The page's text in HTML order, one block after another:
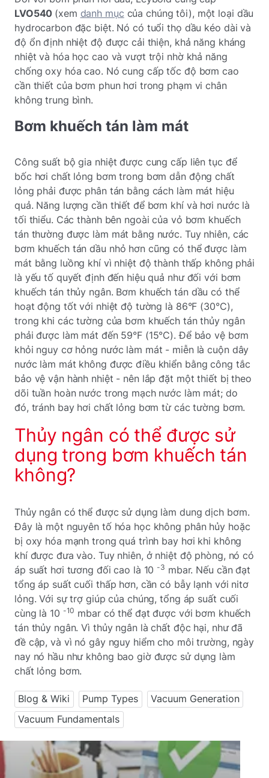
LVO540 (xem danh mục của chúng tôi), một loại dầu
hydrocarbon đặc biệt. Nó có tuổi thọ dầu kéo dài và
độ ổn định nhiệt độ được cải thiện, khả năng kháng
nhiệt và hóa học cao và vượt trội nhờ khả năng
chống oxy hóa cao. Nó cung cấp tốc độ bơm cao
cần thiết của bơm phun hơi trong phạm vi chân
không trung bình.
Bơm khuếch tán làm mát
Công suất bộ gia nhiệt được cung cấp liên tục để
bốc hơi chất lỏng bơm trong bơm dẫn động chất
lỏng phải được phân tán bằng cách làm mát hiệu
quả. Năng lượng cần thiết để bơm khí và hơi nước là
tối thiểu. Các thành bên ngoài của vỏ bơm khuếch
tán thường được làm mát bằng nước. Tuy nhiên, các
bơm khuếch tán dầu nhỏ hơn cũng có thể được làm
mát bằng luồng khí vì nhiệt độ thành thấp không phải
là yếu tố quyết định đến hiệu quả như đối với bơm
khuếch tán thủy ngân. Bơm khuếch tán dầu có thể
hoạt động tốt với nhiệt độ tường là 86°F (30°C),
trong khi các tường của bơm khuếch tán thủy ngân
phải được làm mát đến 59°F (15°C). Để bảo vệ bơm
khỏi nguy cơ hỏng nước làm mát - miễn là cuộn dây
nước làm mát không được điều khiển bằng công tắc
bảo vệ vận hành nhiệt - nên lắp đặt một thiết bị theo
dõi tuần hoàn nước trong mạch nước làm mát; do
đó, tránh bay hơi chất lỏng bơm từ các tường bơm.
Thủy ngân có thể được sử
dụng trong bơm khuếch tán
không?
Thủy ngân có thể được sử dụng làm dung dịch bơm.
Đây là một nguyên tố hóa học không phân hủy hoặc
bị oxy hóa mạnh trong quá trình bay hơi khi không
khí được đưa vào. Tuy nhiên, ở nhiệt độ phòng, nó có
áp suất hơi tương đối cao là 10 -3 mbar. Nếu cần đạt
tổng áp suất cuối thấp hơn, cần có bẫy lạnh với nitơ
lỏng. Với sự trợ giúp của chúng, tổng áp suất cuối
cùng là 10 -10 mbar có thể đạt được với bơm khuếch
tán thủy ngân. Vì thủy ngân là chất độc hại, như đã
đề cập, và vì nó gây nguy hiểm cho môi trường, ngày
nay nó hầu như không bao giờ được sử dụng làm
chất lỏng bơm.
Blog & Wiki Pump Types
Vacuum Generation
Vacuum Fundamentals